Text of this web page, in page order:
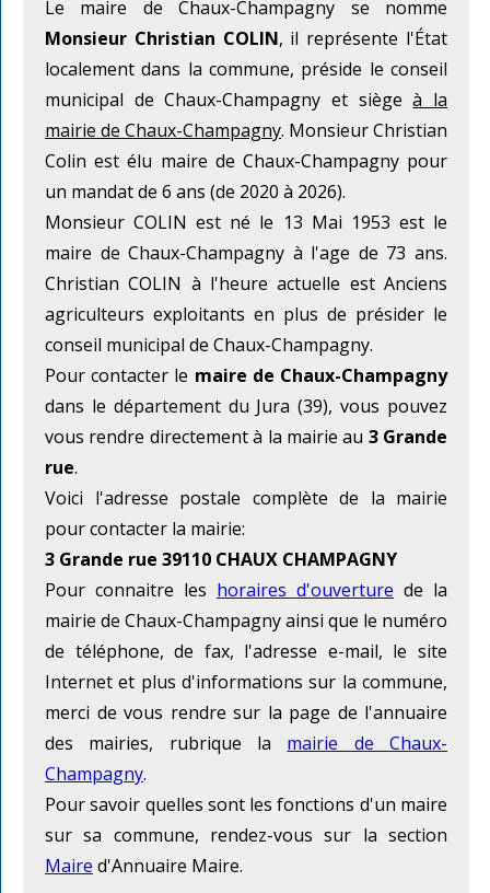
Le maire de Chaux-Champagny se nomme
Monsieur Christian COLIN, il représente l'État
localement dans la commune, préside le conseil
municipal de Chaux-Champagny et siègeà la
mairie de Chaux-Champagny. Monsieur Christian
Colin est élu maire de Chaux-Champagny pour
un mandat de 6 ans (de 2020 à 2026).
Monsieur COLIN est né le 13 Mai 1953 est le
maire de Chaux-Champagny à l'age de 73 ans.
Christian COLIN à l'heure actuelle est Anciens
agriculteurs exploitants en plus de présider le
conseil municipal de Chaux-Champagny.
Pour contacter le maire de Chaux-Champagny
dans le département du Jura (39), vous pouvez
vous rendre directement à la mairie au 3 Grande
rue.
Voici l'adresse postale complète de la mairie
pour contacter la mairie:
3 Grande rue 39110 CHAUX CHAMPAGNY
Pour connaitre les horaires d'ouverture de la
mairie de Chaux-Champagny ainsi que le numéro
de téléphone, de fax, l'adresse e-mail, le site
Internet et plus d'informations sur la commune,
merci de vous rendre sur la page de l'annuaire
des mairies, rubrique la mairie de Chaux-
Champagny.
Pour savoir quelles sont les fonctions d'un maire
sur sa commune, rendez-vous sur la section
Maire d'Annuaire Maire.